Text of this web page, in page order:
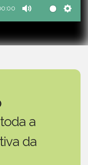
Mute
a
da